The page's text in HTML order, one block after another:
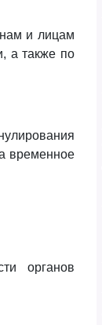
и лицам
а также по
временное
органов